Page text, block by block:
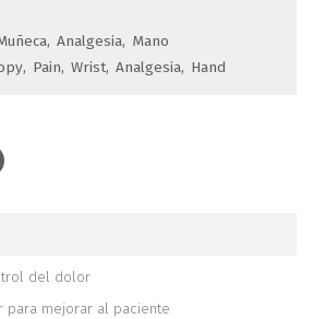
Analgesia Mano
Pain Wrist Analgesia Hand
del dolor
mejorar al paciente